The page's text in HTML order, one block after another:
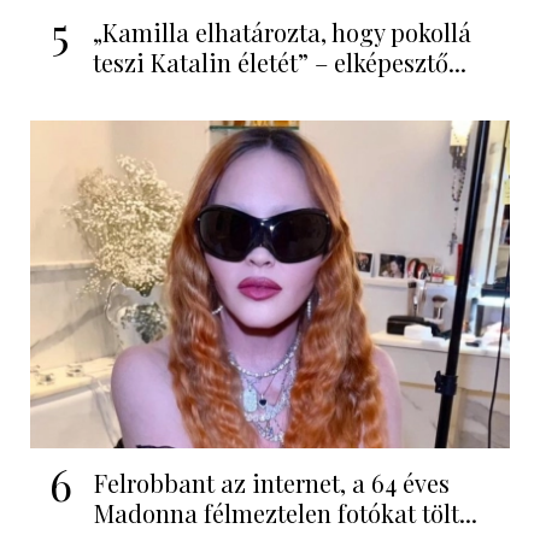
5
„Kamilla elhatározta, hogy pokollá
teszi Katalin életét” – elképesztő...
6
Felrobbant az internet, a 64 éves
Madonna félmeztelen fotókat tölt...